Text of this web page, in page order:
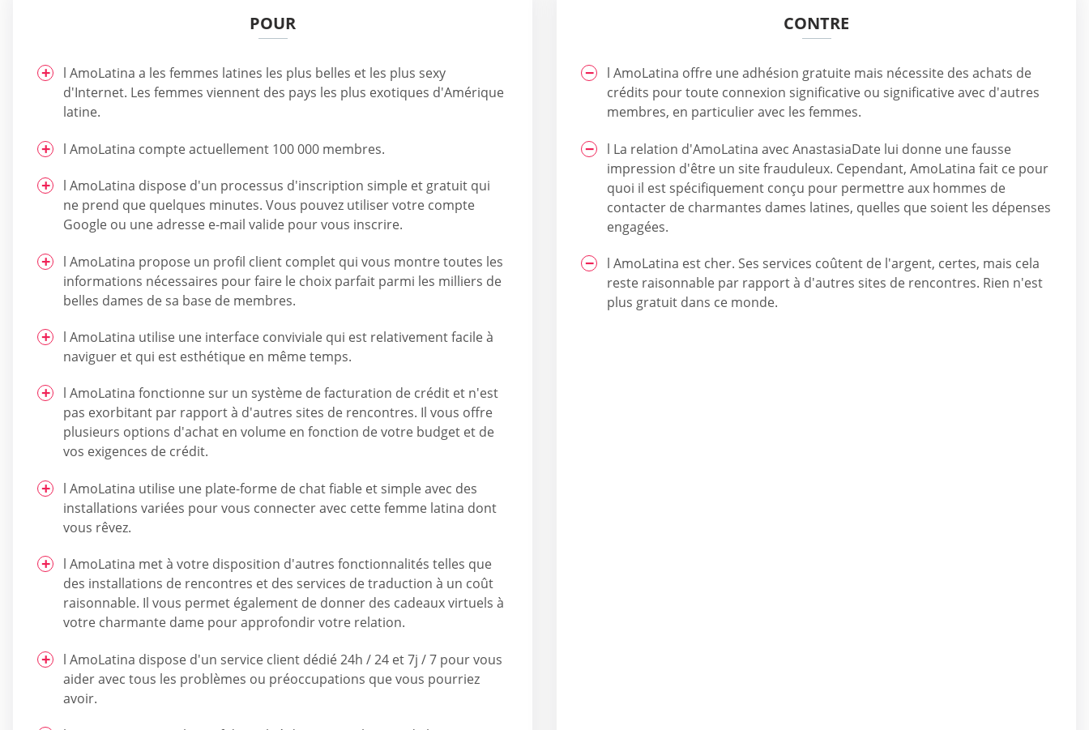
POUR
l AmoLatina a les femmes latines les plus belles et les plus sexy
d'Internet. Les femmes viennent des pays les plus exotiques d'Amérique
latine.
l AmoLatina compte actuellement 100 000 membres.
l AmoLatina dispose d'un processus d'inscription simple et gratuit qui
ne prend que quelques minutes. Vous pouvez utiliser votre compte
Google ou une adresse e-mail valide pour vous inscrire.
l AmoLatina propose un profil client complet qui vous montre toutes les
informations nécessaires pour faire le choix parfait parmi les milliers de
belles dames de sa base de membres.
l AmoLatina utilise une interface conviviale qui est relativement facile à
naviguer et qui est esthétique en même temps.
l AmoLatina fonctionne sur un système de facturation de crédit et n'est
pas exorbitant par rapport à d'autres sites de rencontres. Il vous offre
plusieurs options d'achat en volume en fonction de votre budget et de
vos exigences de crédit.
l AmoLatina utilise une plate-forme de chat fiable et simple avec des
installations variées pour vous connecter avec cette femme latina dont
vous rêvez.
l AmoLatina met à votre disposition d'autres fonctionnalités telles que
des installations de rencontres et des services de traduction à un coût
raisonnable. Il vous permet également de donner des cadeaux virtuels à
votre charmante dame pour approfondir votre relation.
l AmoLatina dispose d'un service client dédié 24h / 24 et 7j / 7 pour vous
aider avec tous les problèmes ou préoccupations que vous pourriez
avoir.
CONTRE
l AmoLatina offre une adhésion gratuite mais nécessite des achats de
crédits pour toute connexion significative ou significative avec d'autres
membres, en particulier avec les femmes.
l La relation d'AmoLatina avec AnastasiaDate lui donne une fausse
impression d'être un site frauduleux. Cependant, AmoLatina fait ce pour
quoi il est spécifiquement conçu pour permettre aux hommes de
contacter de charmantes dames latines, quelles que soient les dépenses
engagées.
l AmoLatina est cher. Ses services coûtent de l'argent, certes, mais cela
reste raisonnable par rapport à d'autres sites de rencontres. Rien n'est
plus gratuit dans ce monde.